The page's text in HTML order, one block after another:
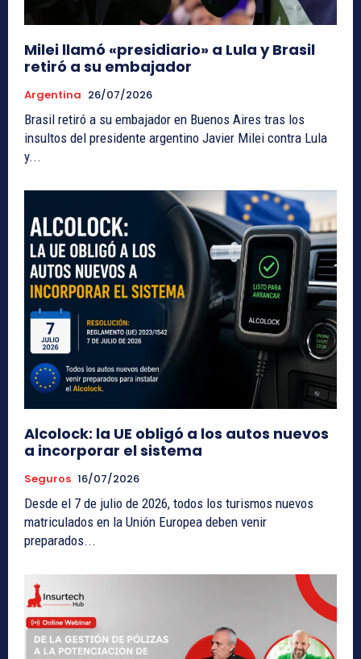
Milei llamó «presidiario» a Lula y Brasil
retiró a su embajador
Argentina 26/07/2026
Brasil retiró a su embajador en Buenos Aires tras los
insultos del presidente argentino Javier Milei contra Lula
y...
Alcolock: la UE obligó a los autos nuevos
a incorporar el sistema
Seguros 16/07/2026
Desde el 7 de julio de 2026, todos los turismos nuevos
matriculados en la Unión Europea deben venir
preparados...